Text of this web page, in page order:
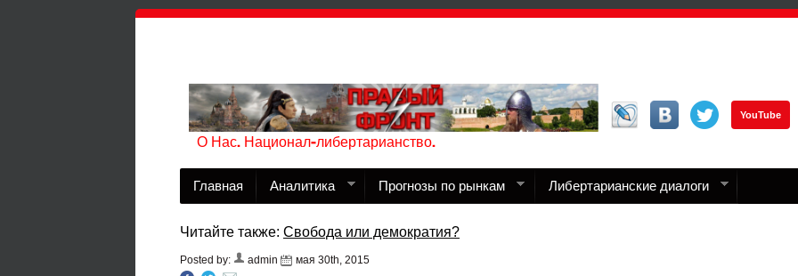
О Нас. Национал-либертарианство.
YouTube
Главная Аналитика Прогнозы по рынкам Либертарианские диалоги
Читайте также: Свобода или демократия?
Posted by: admin мая 30th, 2015